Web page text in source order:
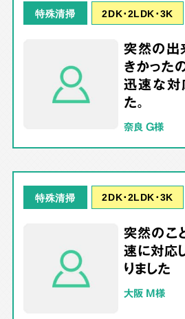
特殊清掃 2DK･2LDK･3K
突然の出
きかった
迅速な対
た。
奈良 G様
特殊清掃 2DK･2LDK･3K
突然のこ
速に対応
りました
大阪 M様